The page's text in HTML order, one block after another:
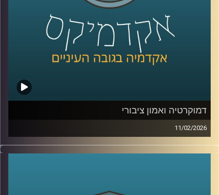
בפרק הזה תשמעו קולות מהכנס, רעיונות גדולים, דילמות
אמיתיות, והרבה מאוד תשוקה לחבר בין מדע, קיימות וכלכלה.
דמוקרטיה ואמון ציבורי
11/02/2026
היום אנחנו נוגעים באחת השאלות הכי בוערות בדמוקרטיה, מה
זה בעצם אמון ציבורי, למה הוא כל כך חיוני לתפקוד של מדינה,